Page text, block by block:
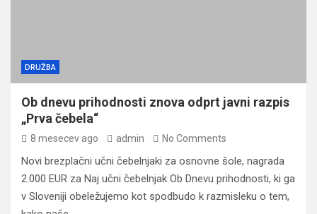
DRUŽBA
Ob dnevu prihodnosti znova odprt javni razpis
„Prva čebela“
8 mesecev ago admin No Comments
Novi brezplačni učni čebelnjaki za osnovne šole, nagrada
2.000 EUR za Naj učni čebelnjak Ob Dnevu prihodnosti, ki ga
v Sloveniji obeležujemo kot spodbudo k razmisleku o tem,